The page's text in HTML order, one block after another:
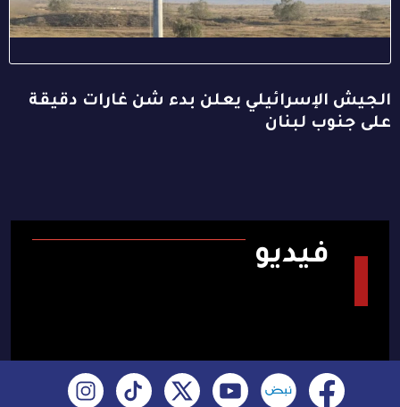
الجيش الإسرائيلي يعلن بدء شن غارات دقيقة
على جنوب لبنان
فيديو